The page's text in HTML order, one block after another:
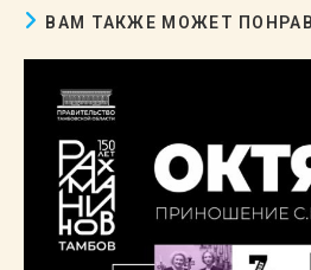
ВАМ ТАКЖЕ МОЖЕТ